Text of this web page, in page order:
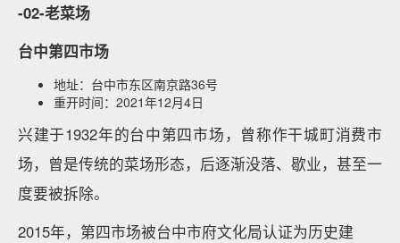
-02-老菜场
台中第四市场
地址：台中市东区南京路36号
重开时间：2021年12月4日
兴建于1932年的台中第四市场，曾称作干城町消费市
场，曾是传统的菜场形态，后逐渐没落、歇业，甚至一
度要被拆除。
2015年，第四市场被台中市府文化局认证为历史建